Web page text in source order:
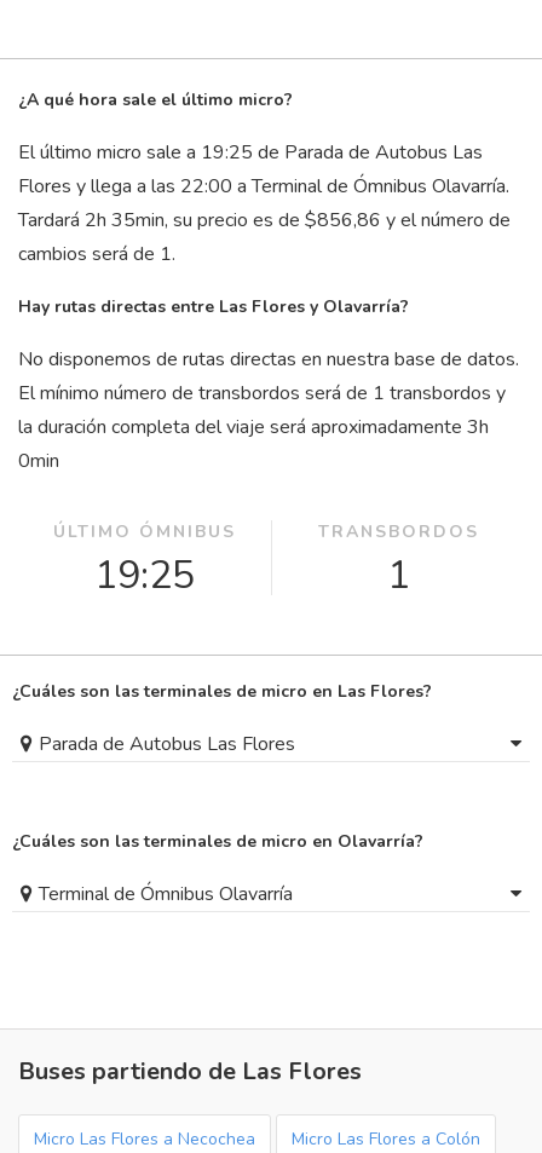
¿A qué hora sale el último micro?
El último micro sale a 19:25 de Parada de Autobus Las
Flores y llega a las 22:00 a Terminal de Ómnibus Olavarría.
Tardará 2h 35min, su precio es de $856,86 y el número de
cambios será de 1.
Hay rutas directas entre Las Flores y Olavarría?
No disponemos de rutas directas en nuestra base de datos.
El mínimo número de transbordos será de 1 transbordos y
la duración completa del viaje será aproximadamente 3h
0min
ÚLTIMO ÓMNIBUS
19:25
TRANSBORDOS
1
¿Cuáles son las terminales de micro en Las Flores?
Parada de Autobus Las Flores
¿Cuáles son las terminales de micro en Olavarría?
Terminal de Ómnibus Olavarría
Buses partiendo de Las Flores
Micro Las Flores a Necochea Micro Las Flores a Colón